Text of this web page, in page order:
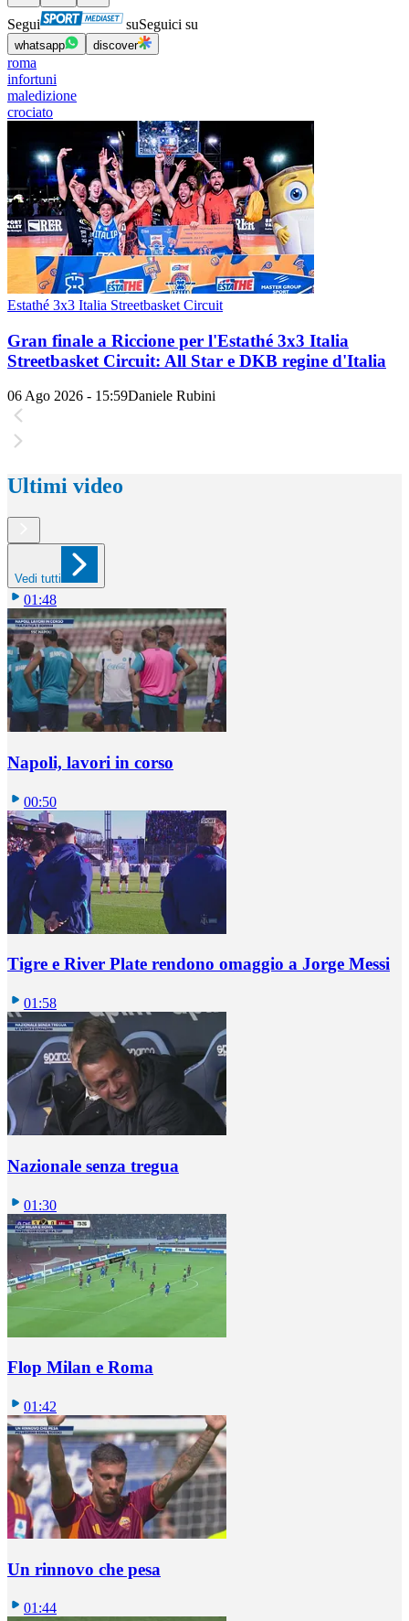
Segui suSeguici su
whatsapp discover
roma
infortuni
maledizione
crociato
Estathé 3x3 Italia Streetbasket Circuit
Gran finale a Riccione per l'Estathé 3x3 Italia
Streetbasket Circuit: All Star e DKB regine d'Italia
06 Ago 2026 - 15:59Daniele Rubini
Ultimi video
Vedi tutti
01:48
Napoli, lavori in corso
00:50
Tigre e River Plate rendono omaggio a Jorge Messi
01:58
Nazionale senza tregua
01:30
Flop Milan e Roma
01:42
Un rinnovo che pesa
01:44